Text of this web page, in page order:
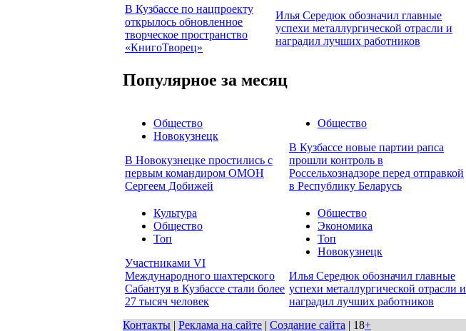
В Кузбассе по нацпроекту
открылось обновленное
творческое пространство
«КнигоТворец»
Илья Середюк обозначил главные
успехи металлургической отрасли и
наградил лучших работников
Популярное за месяц
Общество
Новокузнецк
В Новокузнецке простились с
первым командиром ОМОН
Сергеем Добижей
Общество
В Кузбассе новые партии рапса
прошли контроль в
Россельхознадзоре перед отправкой
в Республику Беларусь
Культура
Общество
Топ
Участниками VI
Международного шахтерского
Сабантуя в Кузбассе стали более
27 тысяч человек
Общество
Экономика
Топ
Новокузнецк
Илья Середюк обозначил главные
успехи металлургической отрасли и
наградил лучших работников
Контакты | Реклама на сайте | Создание сайта | 18+